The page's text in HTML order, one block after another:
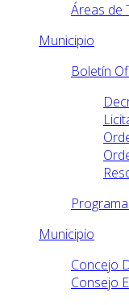
Áreas de
Municipio
Boletín
Municipio
Concejo
Consejo